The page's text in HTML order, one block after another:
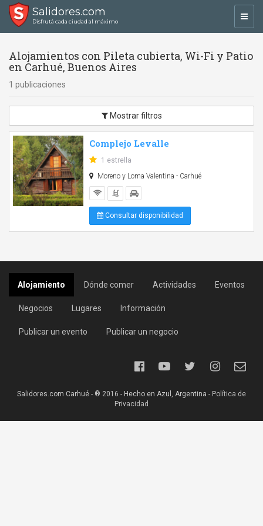
Salidores.com
Disfrutá cada ciudad al máximo
Alojamientos con Pileta cubierta, Wi-Fi y Patio
en Carhué, Buenos Aires
1 publicaciones
Mostrar filtros
Complejo Levalle
1 estrella
Moreno y Loma Valentina - Carhué
Consultar disponibilidad
Alojamiento Dónde comer Actividades Eventos
Negocios Lugares Información
Publicar un evento Publicar un negocio
Salidores.com Carhué - ® 2016 - Hecho en Azul, Argentina - Política de
Privacidad